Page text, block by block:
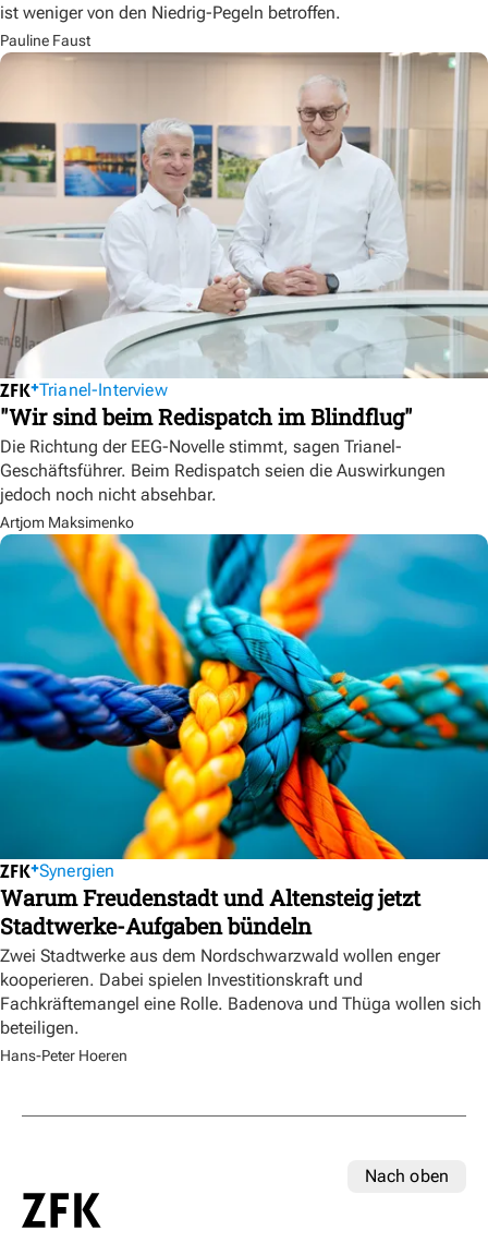
ist weniger von den Niedrig-Pegeln betroffen.
Pauline Faust
Trianel-Interview
"Wir sind beim Redispatch im Blindflug"
Die Richtung der EEG-Novelle stimmt, sagen Trianel-
Geschäftsführer. Beim Redispatch seien die Auswirkungen
jedoch noch nicht absehbar.
Artjom Maksimenko
Synergien
Warum Freudenstadt und Altensteig jetzt
Stadtwerke-Aufgaben bündeln
Zwei Stadtwerke aus dem Nordschwarzwald wollen enger
kooperieren. Dabei spielen Investitionskraft und
Fachkräftemangel eine Rolle. Badenova und Thüga wollen sich
beteiligen.
Hans-Peter Hoeren
Nach oben